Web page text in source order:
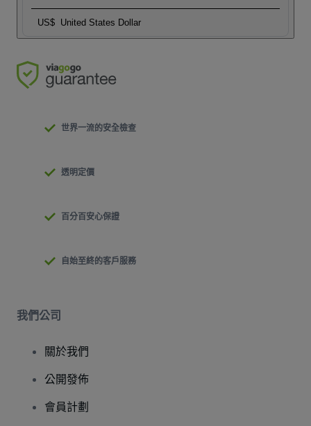
US$ United States Dollar
世界一流的安全檢查
透明定價
百分百安心保證
自始至終的客戶服務
我們公司
關於我們
公開發佈
會員計劃